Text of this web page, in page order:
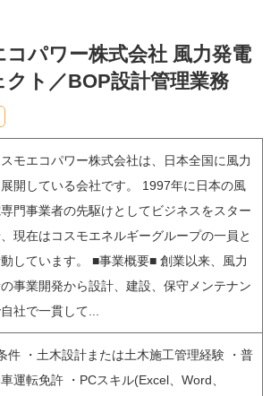
コパワー株式会社 風力発電
クト／BOP設計管理業務
モエコパワー株式会社は、日本全国に風力
開している会社です。 1997年に日本の風
門事業者の先駆けとしてビジネスをスター
、現在はコスモエネルギーグループの一員と
動しています。 ■事業概要■ 創業以来、風力
事業開発から設計、建設、保守メンテナン
社で一貫して...
件 ・土木設計または土木施工管理経験 ・普
運転免許 ・PCスキル(Excel、Word、